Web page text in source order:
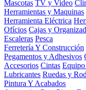
Mascotas TV y Video
Herramientas y Maquinas
Herramienta Eléctrica
Ofícios Cajas y
Escaleras Pesca
Ferretería Y Construcción
Pegamentos y Adhesivos
Accesorios Cintas Equipo
Lubricantes Ruedas y
Pintura Y Acabados